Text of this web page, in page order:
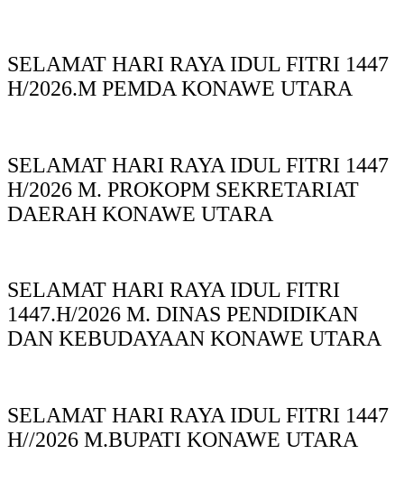
SELAMAT HARI RAYA IDUL FITRI 1447
H/2026.M PEMDA KONAWE UTARA
SELAMAT HARI RAYA IDUL FITRI 1447
H/2026 M. PROKOPM SEKRETARIAT
DAERAH KONAWE UTARA
SELAMAT HARI RAYA IDUL FITRI
1447.H/2026 M. DINAS PENDIDIKAN
DAN KEBUDAYAAN KONAWE UTARA
SELAMAT HARI RAYA IDUL FITRI 1447
H//2026 M.BUPATI KONAWE UTARA